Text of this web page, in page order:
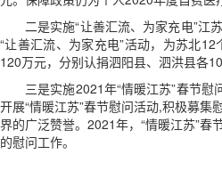
二是实施“让善汇流、为家充电”江
“让善汇流、为家充电”活动，为苏北
120万元，分别认捐泗阳县、泗洪县各
三是实施2021年“情暖江苏”春节
开展“情暖江苏”春节慰问活动,积极募
界的广泛赞誉。2021年，“情暖江苏”
的慰问工作。